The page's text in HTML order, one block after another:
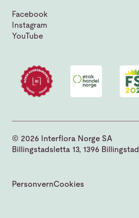
Facebook
Instagram
YouTube
© 2026 Interflora Norge SA
Billingstadsletta 13, 1396 Billingstad
PersonvernCookies